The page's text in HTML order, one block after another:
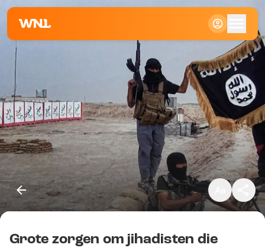
Klein
Standaard
Groot
Kopieer link
Grote zorgen om jihadisten die